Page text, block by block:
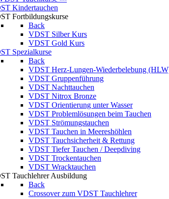
Kindertauchen
Fortbildungskurse
Back
VDST Silber Kurs
VDST Gold Kurs
Spezialkurse
Back
VDST Herz-Lungen-Wiederbelebung
VDST Gruppenführung
VDST Nachttauchen
VDST Nitrox Bronze
VDST Orientierung unter Wasser
VDST Problemlösungen beim Tauchen
VDST Strömungstauchen
VDST Tauchen in Meereshöhlen
VDST Tauchsicherheit & Rettung
VDST Tiefer Tauchen / Deepdiving
VDST Trockentauchen
VDST Wracktauchen
Tauchlehrer Ausbildung
Back
Crossover zum VDST Tauchlehrer